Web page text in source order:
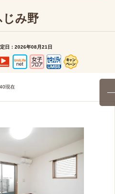
み野
日：2026年08月21日
現在